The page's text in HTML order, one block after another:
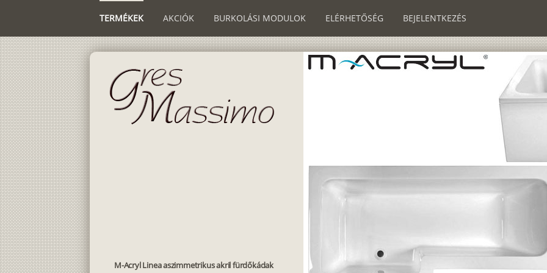
TERMÉKEK AKCIÓK BURKOLÁSI MODULOK ELÉRHETŐSÉG BEJELENTKEZÉS
M-Acryl Linea aszimmetrikus akril fürdőkádak